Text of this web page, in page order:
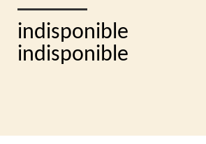
indisponible
indisponible